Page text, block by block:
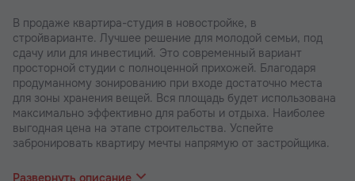
В продаже квартира-студия в новостройке, в
стройварианте. Лучшее решение для молодой семьи, под
сдачу или для инвестиций. Это современный вариант
просторной студии с полноценной прихожей. Благодаря
продуманному зонированию при входе достаточно места
для зоны хранения вещей. Вся площадь будет использована
максимально эффективно для работы и отдыха. Наиболее
выгодная цена на этапе строительства. Успейте
забронировать квартиру мечты напрямую от застройщика.
отделе продаж вас проконсультируют по актуальным
Развернуть описание